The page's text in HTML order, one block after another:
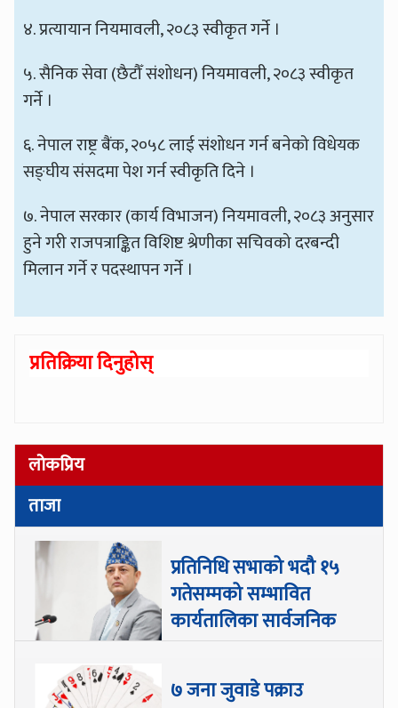
४. प्रत्यायान नियमावली, २०८३ स्वीकृत गर्ने ।
५. सैनिक सेवा (छैटौँ संशोधन) नियमावली, २०८३ स्वीकृत
गर्ने ।
६. नेपाल राष्ट्र बैंक, २०५८ लाई संशोधन गर्न बनेको विधेयक
सङ्घीय संसदमा पेश गर्न स्वीकृति दिने ।
७. नेपाल सरकार (कार्य विभाजन) नियमावली, २०८३ अनुसार
हुने गरी राजपत्राङ्कित विशिष्ट श्रेणीका सचिवको दरबन्दी
मिलान गर्ने र पदस्थापन गर्ने ।
प्रतिक्रिया दिनुहोस्
लोकप्रिय
ताजा
प्रतिनिधि सभाको भदौ १५
गतेसम्मको सम्भावित
कार्यतालिका सार्वजनिक
७ जना जुवाडे पक्राउ